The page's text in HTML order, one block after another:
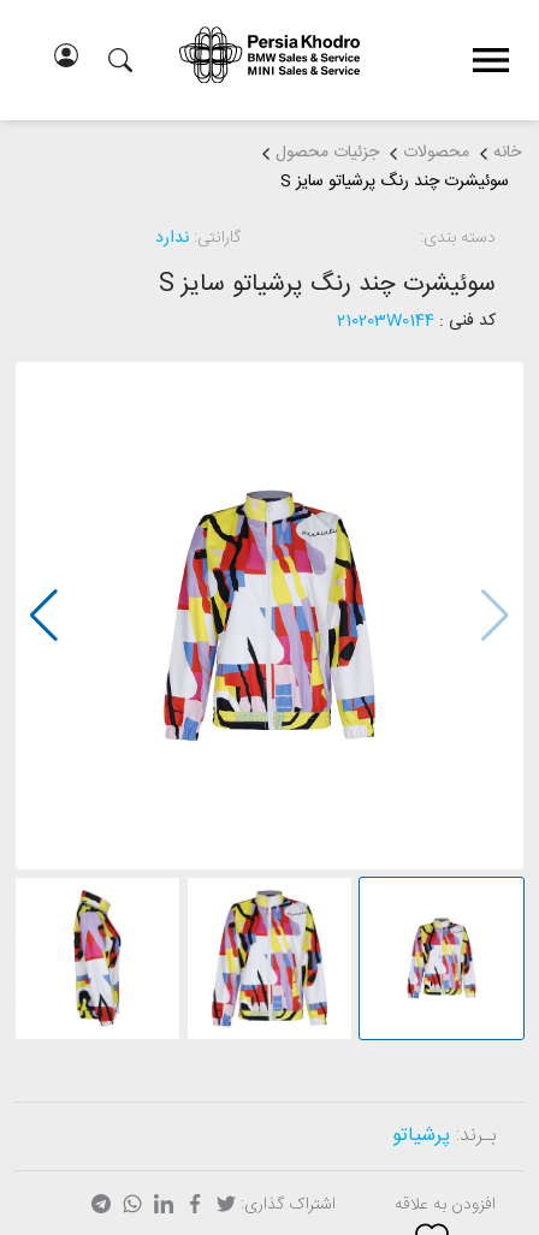
خانه محصولات
جزئیات محصول
سوئیشرت چند رنگ پرشیاتو سایز S
دسته بندی:
گارانتی: ندارد
سوئیشرت چند رنگ پرشیاتو سایز S
کد فنی : 210203W0144
بـرند: پرشیاتو
افزودن به علاقه
اشتراک گذاری: